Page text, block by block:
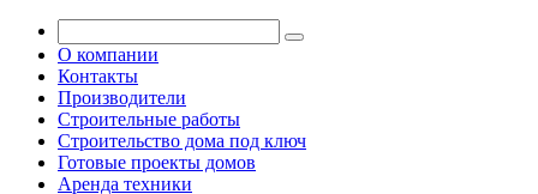
О компании
Контакты
Производители
Строительные работы
Строительство дома под ключ
Готовые проекты домов
Аренда техники